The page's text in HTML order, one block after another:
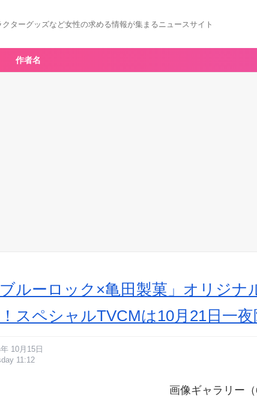
ターグッズなど女性の求める情報が集まるニュースサイト
作者名
ブルーロック×亀田製菓」オリジ
スペシャルTVCMは10月21日一
10月15日
11:12
画像ギャラリー（